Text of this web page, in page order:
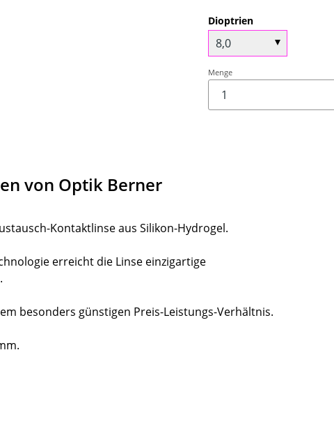
Dioptrien
Menge
von Optik Berner
Kontaktlinse aus Silikon-Hydrogel.
erreicht die Linse einzigartige
besonders günstigen Preis-Leistungs-Verhältnis.